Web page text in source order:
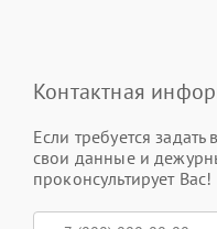
Контактная
Если требуется задать
свои данные и
проконсультирует Вас!